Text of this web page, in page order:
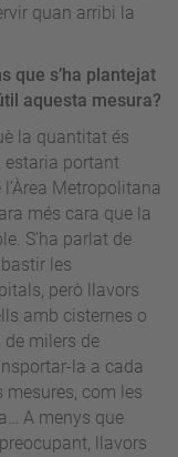
quan arribi la
que s’ha plantejat
aquesta mesura?
la quantitat és
estaria portant
Metropolitana
més cara que la
S’ha parlat de
les
però llavors
amb cisternes o
milers de
la a cada
mesures, com les
A menys que
llavors